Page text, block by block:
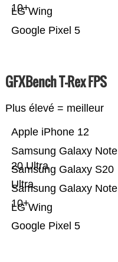
Google Pixel 5
LG Wing
10+
GFXBench T-Rex FPS
Plus élevé = meilleur
Google Pixel 5
LG Wing
Samsung Galaxy Note
10+
Samsung Galaxy S20
Ultra
Samsung Galaxy Note
20 Ultra
Apple iPhone 12